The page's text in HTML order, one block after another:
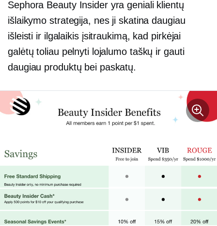
Sephora Beauty Insider yra geniali klientų
išlaikymo strategija, nes ji skatina daugiau
išleisti ir ilgalaikisįsitraukimą, kad pirkėjai
galėtų toliau pelnyti lojalumo taškų ir gauti
daugiau produktų bei paskatų.